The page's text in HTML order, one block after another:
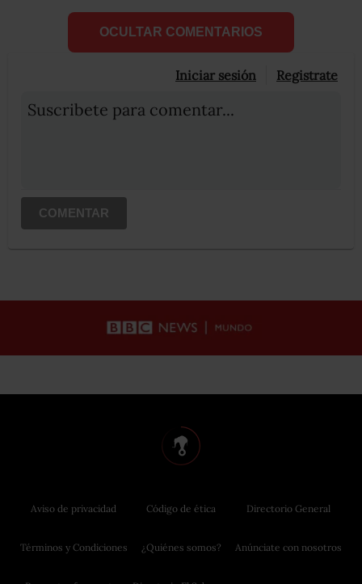
OCULTAR COMENTARIOS
Iniciar sesión Registrate
Suscribete para comentar...
COMENTAR
Aviso de privacidad
Términos y Condiciones
Código de ética
¿Quiénes somos?
Directorio General
Anúnciate con nosotros